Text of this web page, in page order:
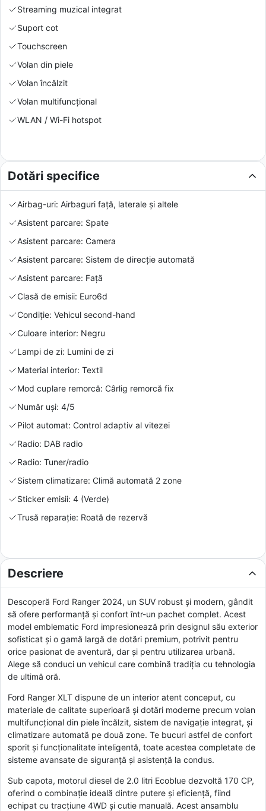
Streaming muzical integrat
Suport cot
Touchscreen
Volan din piele
Volan încălzit
Volan multifuncțional
WLAN / Wi-Fi hotspot
Dotări specifice
Airbag-uri: Airbaguri față, laterale și altele
Asistent parcare: Spate
Asistent parcare: Camera
Asistent parcare: Sistem de direcție automată
Asistent parcare: Față
Clasă de emisii: Euro6d
Condiție: Vehicul second-hand
Culoare interior: Negru
Lampi de zi: Lumini de zi
Material interior: Textil
Mod cuplare remorcă: Cârlig remorcă fix
Număr uși: 4/5
Pilot automat: Control adaptiv al vitezei
Radio: DAB radio
Radio: Tuner/radio
Sistem climatizare: Climă automată 2 zone
Sticker emisii: 4 (Verde)
Trusă reparație: Roată de rezervă
Descriere
Descoperă Ford Ranger 2024, un SUV robust și modern, gândit
să ofere performanță și confort într-un pachet complet. Acest
model emblematic Ford impresionează prin designul său exterior
sofisticat și o gamă largă de dotări premium, potrivit pentru
orice pasionat de aventură, dar și pentru utilizarea urbană.
Alege să conduci un vehicul care combină tradiția cu tehnologia
de ultimă oră.
Ford Ranger XLT dispune de un interior atent conceput, cu
materiale de calitate superioară și dotări moderne precum volan
multifuncțional din piele încălzit, sistem de navigație integrat, și
climatizare automată pe două zone. Te bucuri astfel de confort
sporit și funcționalitate inteligentă, toate acestea completate de
sisteme avansate de siguranță și asistență la condus.
Sub capota, motorul diesel de 2.0 litri Ecoblue dezvoltă 170 CP,
oferind o combinație ideală dintre putere și eficiență, fiind
echipat cu tracțiune 4WD și cutie manuală. Acest ansamblu